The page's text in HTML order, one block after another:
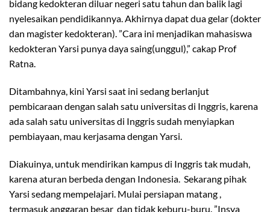
bidang kedokteran diluar negeri satu tahun dan balik lagi
nyelesaikan pendidikannya. Akhirnya dapat dua gelar (dokter
dan magister kedokteran). ”Cara ini menjadikan mahasiswa
kedokteran Yarsi punya daya saing(unggul),” cakap Prof
Ratna.
Ditambahnya, kini Yarsi saat ini sedang berlanjut
pembicaraan dengan salah satu universitas di Inggris, karena
ada salah satu universitas di Inggris sudah menyiapkan
pembiayaan, mau kerjasama dengan Yarsi.
Diakuinya, untuk mendirikan kampus di Inggris tak mudah,
karena aturan berbeda dengan Indonesia. Sekarang pihak
Yarsi sedang mempelajari. Mulai persiapan matang ,
termasuk anggaran besar dan tidak keburu-buru. ”Insya